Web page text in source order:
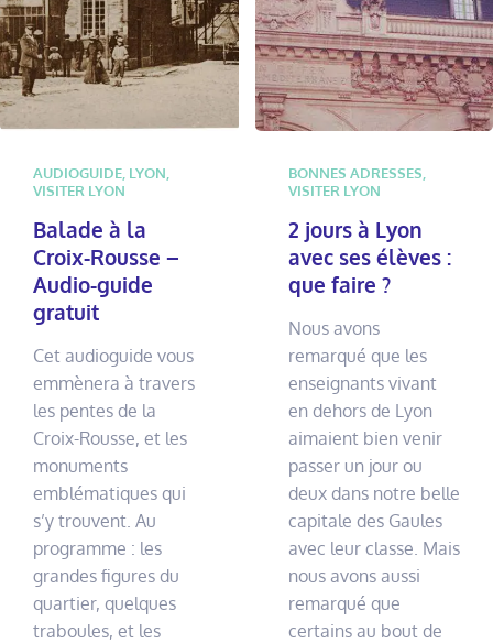
AUDIOGUIDE LYON
VISITER LYON
Balade à la
Croix-Rousse –
Audio-guide
gratuit
Cet audioguide vous
emmènera à travers
les pentes de la
Croix-Rousse, et les
monuments
emblématiques qui
s’y trouvent. Au
programme : les
grandes figures du
quartier, quelques
traboules, et les
BONNES ADRESSES
VISITER LYON
2 jours à Lyon
avec ses élèves :
que faire ?
Nous avons
remarqué que les
enseignants vivant
en dehors de Lyon
aimaient bien venir
passer un jour ou
deux dans notre belle
capitale des Gaules
avec leur classe. Mais
nous avons aussi
remarqué que
certains au bout de